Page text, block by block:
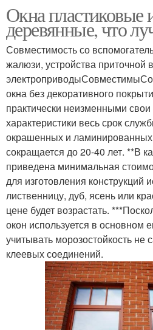
Окна пластиковые
деревянные, что
Совместимость со
жалюзи, устройства приточной
окна без декоративного
практически неизменными свои
характеристики весь срок
окрашенных и
сокращается до 20-40 лет. **В
приведена минимальная
для изготовления конструкций
лиственницу, дуб, ясень или
цене будет возрастать.
окон используется в основном
учитывать морозостойкость не
клеевых соединений.